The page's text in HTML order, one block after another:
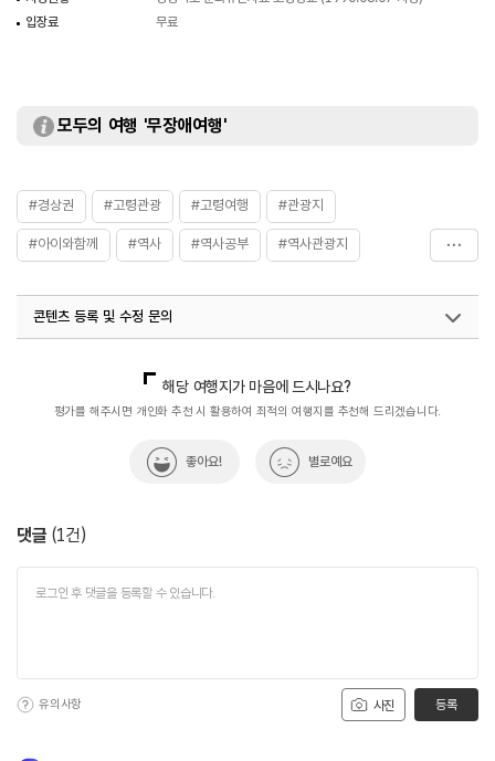
입장료
무료
모두의 여행 '무장애여행'
#경상권 #고령관광 #고령여행 #관광지
#아이와함께 #역사 #역사공부 #역사관광지
#역사체험 #역사탐방
콘텐츠 등록 및 수정 문의
해당 여행지가 마음에 드시나요?
평가를 해주시면 개인화 추천 시 활용하여 최적의 여행지를 추천해 드리겠습니다.
좋아요! 별로예요
댓글 (1건)
사진
유의사항 등록